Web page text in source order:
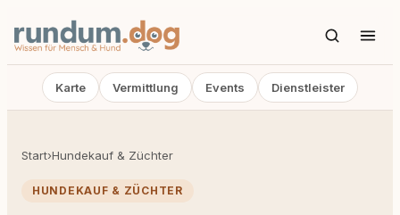
Karte Vermittlung Events Dienstleister
Start›Hundekauf & Züchter
HUNDEKAUF & ZÜCHTER